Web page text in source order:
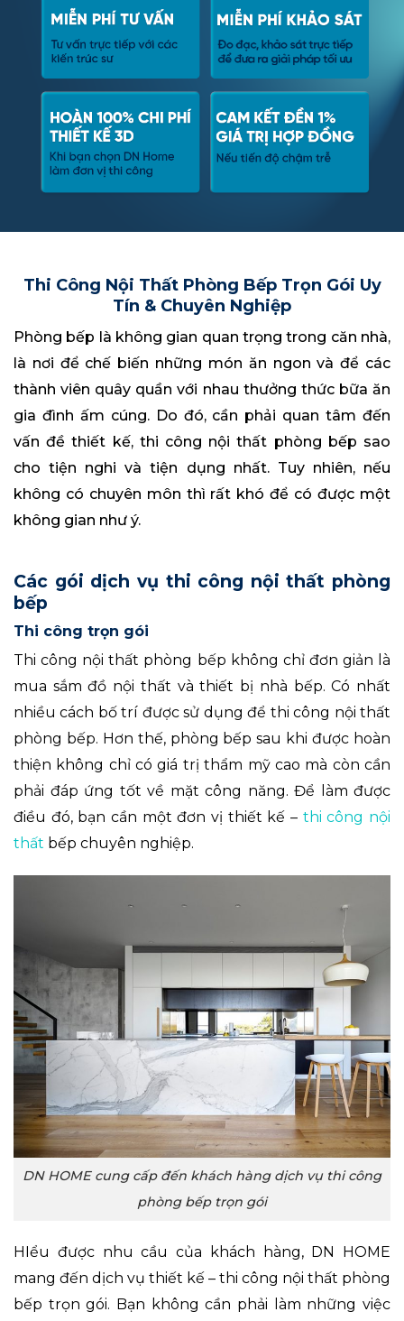
Thi Công Nội Thất Phòng Bếp Trọn Gói Uy
Tín & Chuyên Nghiệp
Phòng bếp là không gian quan trọng trong căn nhà,
là nơi để chế biến những món ăn ngon và để các
thành viên quây quần với nhau thưởng thức bữa ăn
gia đình ấm cúng. Do đó, cần phải quan tâm đến
vấn đề thiết kế, thi công nội thất phòng bếp sao
cho tiện nghi và tiện dụng nhất. Tuy nhiên, nếu
không có chuyên môn thì rất khó để có được một
không gian như ý.
Các gói dịch vụ thi công nội thất phòng
bếp
Thi công trọn gói
Thi công nội thất phòng bếp không chỉ đơn giản là
mua sắm đồ nội thất và thiết bị nhà bếp. Có nhất
nhiều cách bố trí được sử dụng để thi công nội thất
phòng bếp. Hơn thế, phòng bếp sau khi được hoàn
thiện không chỉ có giá trị thẩm mỹ cao mà còn cần
phải đáp ứng tốt về mặt công năng. Để làm được
điều đó, bạn cần một đơn vị thiết kế – thi công nội
thất bếp chuyên nghiệp.
DN HOME cung cấp đến khách hàng dịch vụ thi công
phòng bếp trọn gói
HIểu được nhu cầu của khách hàng, DN HOME
mang đến dịch vụ thiết kế – thi công nội thất phòng
bếp trọn gói. Bạn không cần phải làm những việc